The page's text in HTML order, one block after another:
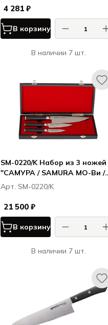
пластик
4 281 ₽
В корзину
В наличии 7 шт.
SM-0220/K Набор из 3 ножей
"САМУРА / SAMURA МО-Ви /
MO-V" в подарочной
коробке(10, 21, 85), G-10
Арт. SM-0220/K
21 500 ₽
В корзину
В наличии 7 шт.